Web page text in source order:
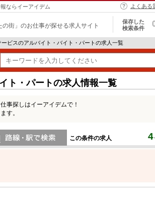
ならイーアイデム よくある
の街」のお仕事が探せる求人サイト
保存した
検索条件
ービスのアルバイト・バイト・パートの求人一覧
ト・パートの求人情報一覧
事探しはイーアイデムで！
す。
この条件の求人 4